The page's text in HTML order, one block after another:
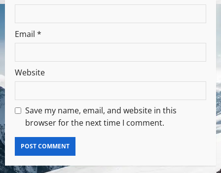
Email *
Website
Save my name, email, and website in this
browser for the next time I comment.